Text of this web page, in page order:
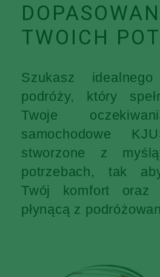
TWOICH
Szukasz
podróży, który
Twoje
samochodowe
stworzone z
potrzebach, tak
Twój komfort oraz
płynącą z